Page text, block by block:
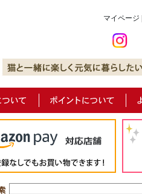
マイページ